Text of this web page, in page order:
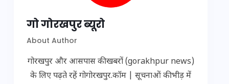
गो गोरखपुर ब्यूरो
About Author
गोरखपुर और आसपास की खबरों (gorakhpur news)
के लिए पढ़ते रहें गोगोरखपुर.कॉम | सूचनाओं की भीड़ में